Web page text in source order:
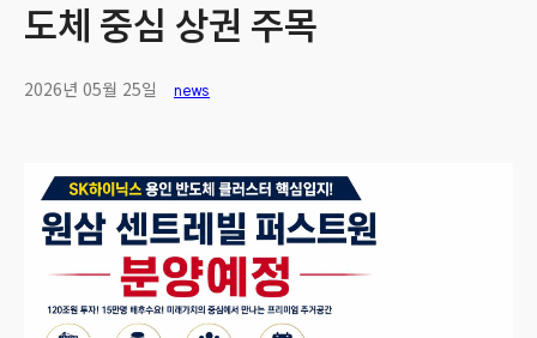
도체 중심 상권 주목
2026년 05월 25일 news